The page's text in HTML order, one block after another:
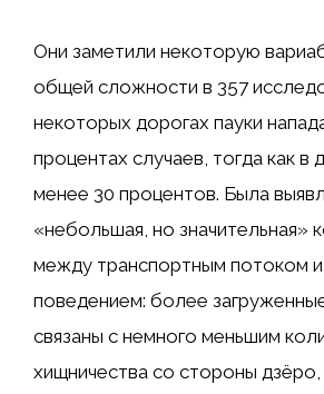
Они заметили некоторую
общей сложности в 357
некоторых дорогах пауки
процентах случаев, тогда как в
менее 30 процентов. Была
«небольшая, но значительная»
между транспортным потоком
поведением: более
связаны с немного меньшим
хищничества со стороны